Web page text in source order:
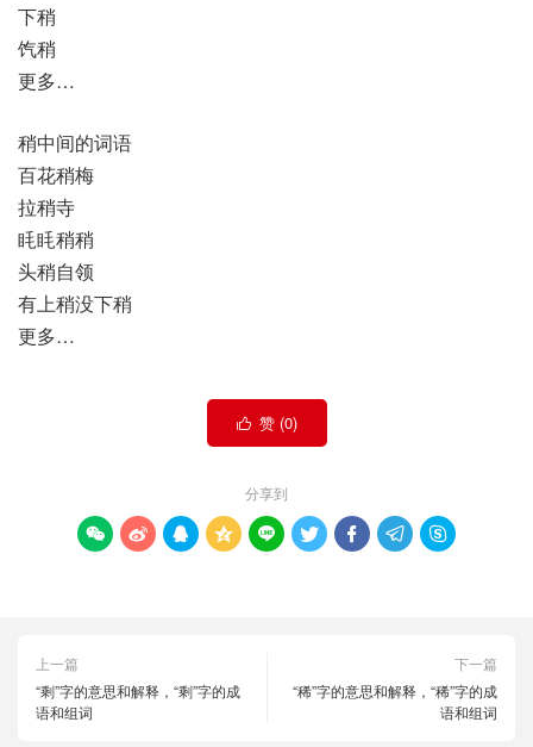
下稍
饩稍
更多…
稍中间的词语
百花稍梅
拉稍寺
眊眊稍稍
头稍自领
有上稍没下稍
更多…
 赞 (0)
分享到
        
上一篇
“剩”字的意思和解释，“剩”字的成
语和组词
下一篇
“稀”字的意思和解释，“稀”字的成
语和组词